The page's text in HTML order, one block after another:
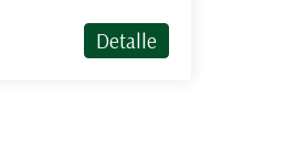
Detalle